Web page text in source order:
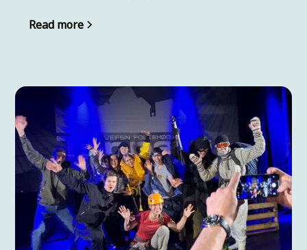
Read more